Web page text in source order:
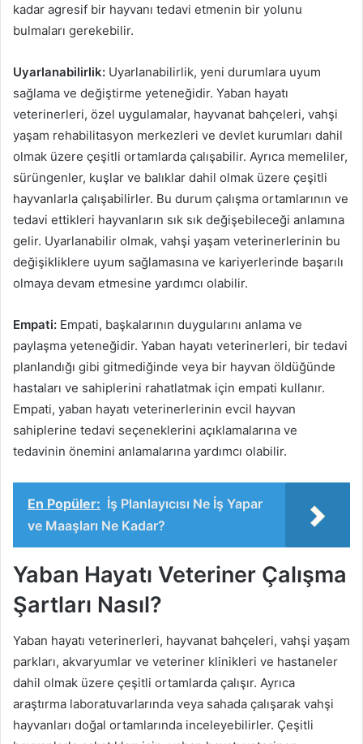
kadar agresif bir hayvanı tedavi etmenin bir yolunu
bulmaları gerekebilir.
Uyarlanabilirlik: Uyarlanabilirlik, yeni durumlara uyum
sağlama ve değiştirme yeteneğidir. Yaban hayatı
veterinerleri, özel uygulamalar, hayvanat bahçeleri, vahşi
yaşam rehabilitasyon merkezleri ve devlet kurumları dahil
olmak üzere çeşitli ortamlarda çalışabilir. Ayrıca memeliler,
sürüngenler, kuşlar ve balıklar dahil olmak üzere çeşitli
hayvanlarla çalışabilirler. Bu durum çalışma ortamlarının ve
tedavi ettikleri hayvanların sık sık değişebileceği anlamına
gelir. Uyarlanabilir olmak, vahşi yaşam veterinerlerinin bu
değişikliklere uyum sağlamasına ve kariyerlerinde başarılı
olmaya devam etmesine yardımcı olabilir.
Empati: Empati, başkalarının duygularını anlama ve
paylaşma yeteneğidir. Yaban hayatı veterinerleri, bir tedavi
planlandığı gibi gitmediğinde veya bir hayvan öldüğünde
hastaları ve sahiplerini rahatlatmak için empati kullanır.
Empati, yaban hayatı veterinerlerinin evcil hayvan
sahiplerine tedavi seçeneklerini açıklamalarına ve
tedavinin önemini anlamalarına yardımcı olabilir.
En Popüler: İş Planlayıcısı Ne İş Yapar
ve Maaşları Ne Kadar?
Yaban Hayatı Veteriner Çalışma
Şartları Nasıl?
Yaban hayatı veterinerleri, hayvanat bahçeleri, vahşi yaşam
parkları, akvaryumlar ve veteriner klinikleri ve hastaneler
dahil olmak üzere çeşitli ortamlarda çalışır. Ayrıca
araştırma laboratuvarlarında veya sahada çalışarak vahşi
hayvanları doğal ortamlarında inceleyebilirler. Çeşitli